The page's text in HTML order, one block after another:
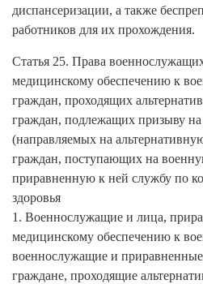
диспансеризации, а также
работников для их прохождения.
Статья 25. Права
медицинскому обеспечению к
граждан, проходящих
граждан, подлежащих призыву
(направляемых на
граждан, поступающих на
приравненную к ней службу по
здоровья
1. Военнослужащие и лица,
медицинскому обеспечению к
военнослужащие и
граждане, проходящие